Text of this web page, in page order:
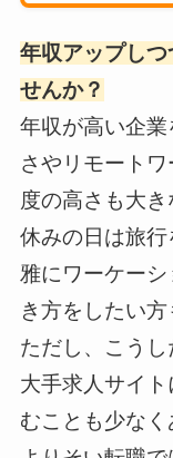
年収アップし
せんか？
年収が高い企
さやリモート
度の高さも大き
休みの日は旅
雅にワーケー
き方をしたい方
ただし、こうし
大手求人サイ
むことも少なく